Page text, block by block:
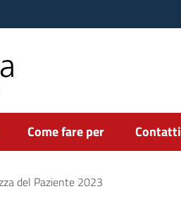
Come fare per Contatti
del Paziente 2023